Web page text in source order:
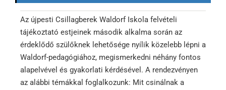
Az újpesti Csillagberek Waldorf Iskola felvételi
tájékoztató estjeinek második alkalma során az
érdeklődő szülőknek lehetősége nyílik közelebb lépni a
Waldorf-pedagógiához, megismerkedni néhány fontos
alapelvével és gyakorlati kérdésével. A rendezvényen
az alábbi témákkal foglalkozunk: Mit csinálnak a